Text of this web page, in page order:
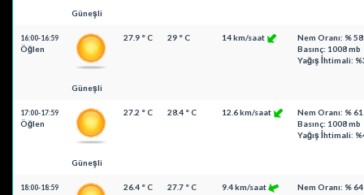
Güneşli
16:00-16:59
Öğlen
Güneşli
27.9 ° C 29 ° C 14 km/saat
Nem Oranı: % 58
Basınç: 1008 mb
Yağış İhtimali:
17:00-17:59
Öğlen
Güneşli
27.2 ° C 28.4 ° C 12.6 km/saat
Nem Oranı: % 61
Basınç: 1008 mb
Yağış İhtimali:
18:00-18:59 26.4 ° C 27.7 ° C 9.4 km/saat
Nem Oranı: % 64